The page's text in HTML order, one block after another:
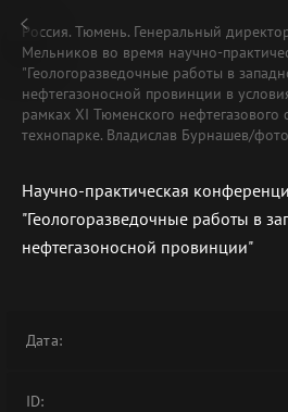
Россия. Тюмень. Генеральный
Мельников во время научно-
"Геологоразведочные работы в
нефтегазоносной провинции в
рамках XI Тюменского
технопарке. Владислав Бурнашев/
Научно-практическая
"Геологоразведочные работы в
нефтегазоносной провинции"
Дата:
ID: